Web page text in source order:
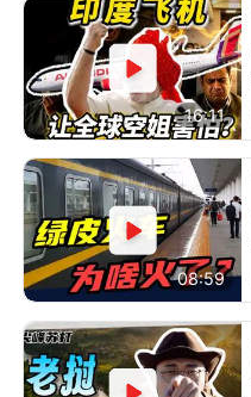
16:11
08:59